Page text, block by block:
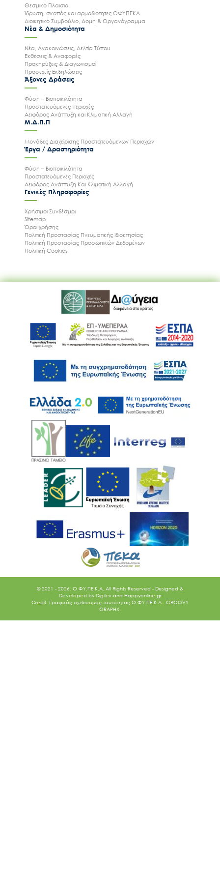
Ακολουθήστε μας
Θεσμικό Πλαισιο
Ίδρυση, σκοπός και αρμοδιότητες ΟΦΥΠΕΚΑ
Διοικητικό Συμβούλιο, Δομή & Οργανόγραμμα
Νέα & Δημοσιότητα
Νέα, Ανακοινώσεις, Δελτία Τύπου
Εκθέσεις & Αναφορές
Προκηρύξεις & Διαγωνισμοί
Προσεχείς Εκδηλώσεις
Άξονες Δράσεις
Φύση – Βιοποικιλότητα
Προστατευόμενες περιοχές
Αειφόρος Ανάπτυξη και Κλιματική Αλλαγή
Μ.Δ.Π.Π
Μονάδες Διαχείρισης Προστατευόμενων Περιοχών
Έργα / Δραστηριότητα
Φύση – Βιοποικιλότητα
Προστατευόμενες Περιοχές
Αειφόρος Ανάπτυξη Και Κλιματική Αλλαγή
Γενικές Πληροφορίες
Χρήσιμοι Συνδέσμοι
Sitemap
Όροι χρήσης
Πολιτική Προστασίας Πνευματικής Ιδιοκτησίας
Πολιτική Προστασίας Προσωπικών Δεδομένων
Πολιτική Cookies
© 2021 - 2026. O.ΦΥ.ΠΕ.Κ.Α. All Rights Reserved - Designed &
Developed by Digilex and Happyonline.gr
Credit: Γραφικός σχεδιασμός ταυτότητας Ο.ΦΥ.ΠΕ.Κ.Α.: GROOVY
GRAPHX.